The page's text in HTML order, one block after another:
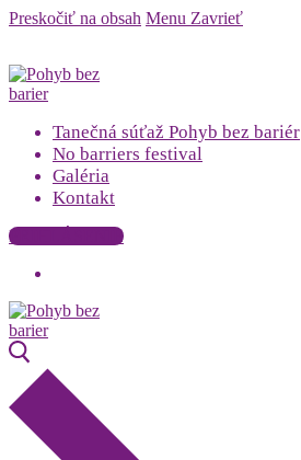
Preskočiť na obsah Menu Zavrieť
Tanečná súťaž Pohyb bez bariér
No barriers festival
Galéria
Kontakt
PRIHLÁSENIE